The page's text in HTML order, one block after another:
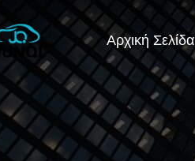
Αρχική Σελίδα